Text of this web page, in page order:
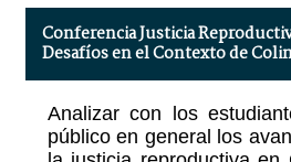
Conferencia Justicia
Desafíos en el Contexto de
Analizar con los
público en general los